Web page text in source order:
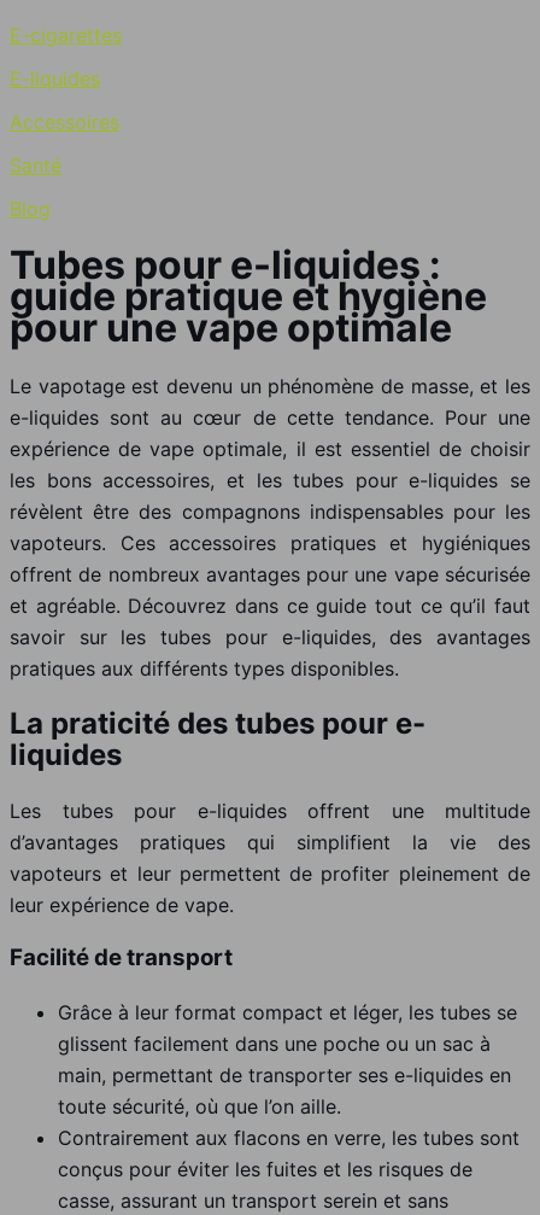
E-cigarettes
E-liquides
Accessoires
Santé
Blog
Tubes pour e-liquides :
guide pratique et hygiène
pour une vape optimale
Le vapotage est devenu un phénomène de masse, et les
e-liquides sont au cœur de cette tendance. Pour une
expérience de vape optimale, il est essentiel de choisir
les bons accessoires, et les tubes pour e-liquides se
révèlent être des compagnons indispensables pour les
vapoteurs. Ces accessoires pratiques et hygiéniques
offrent de nombreux avantages pour une vape sécurisée
et agréable. Découvrez dans ce guide tout ce qu’il faut
savoir sur les tubes pour e-liquides, des avantages
pratiques aux différents types disponibles.
La praticité des tubes pour e-
liquides
Les tubes pour e-liquides offrent une multitude
d’avantages pratiques qui simplifient la vie des
vapoteurs et leur permettent de profiter pleinement de
leur expérience de vape.
Facilité de transport
Grâce à leur format compact et léger, les tubes se
glissent facilement dans une poche ou un sac à
main, permettant de transporter ses e-liquides en
toute sécurité, où que l’on aille.
Contrairement aux flacons en verre, les tubes sont
conçus pour éviter les fuites et les risques de
casse, assurant un transport serein et sans